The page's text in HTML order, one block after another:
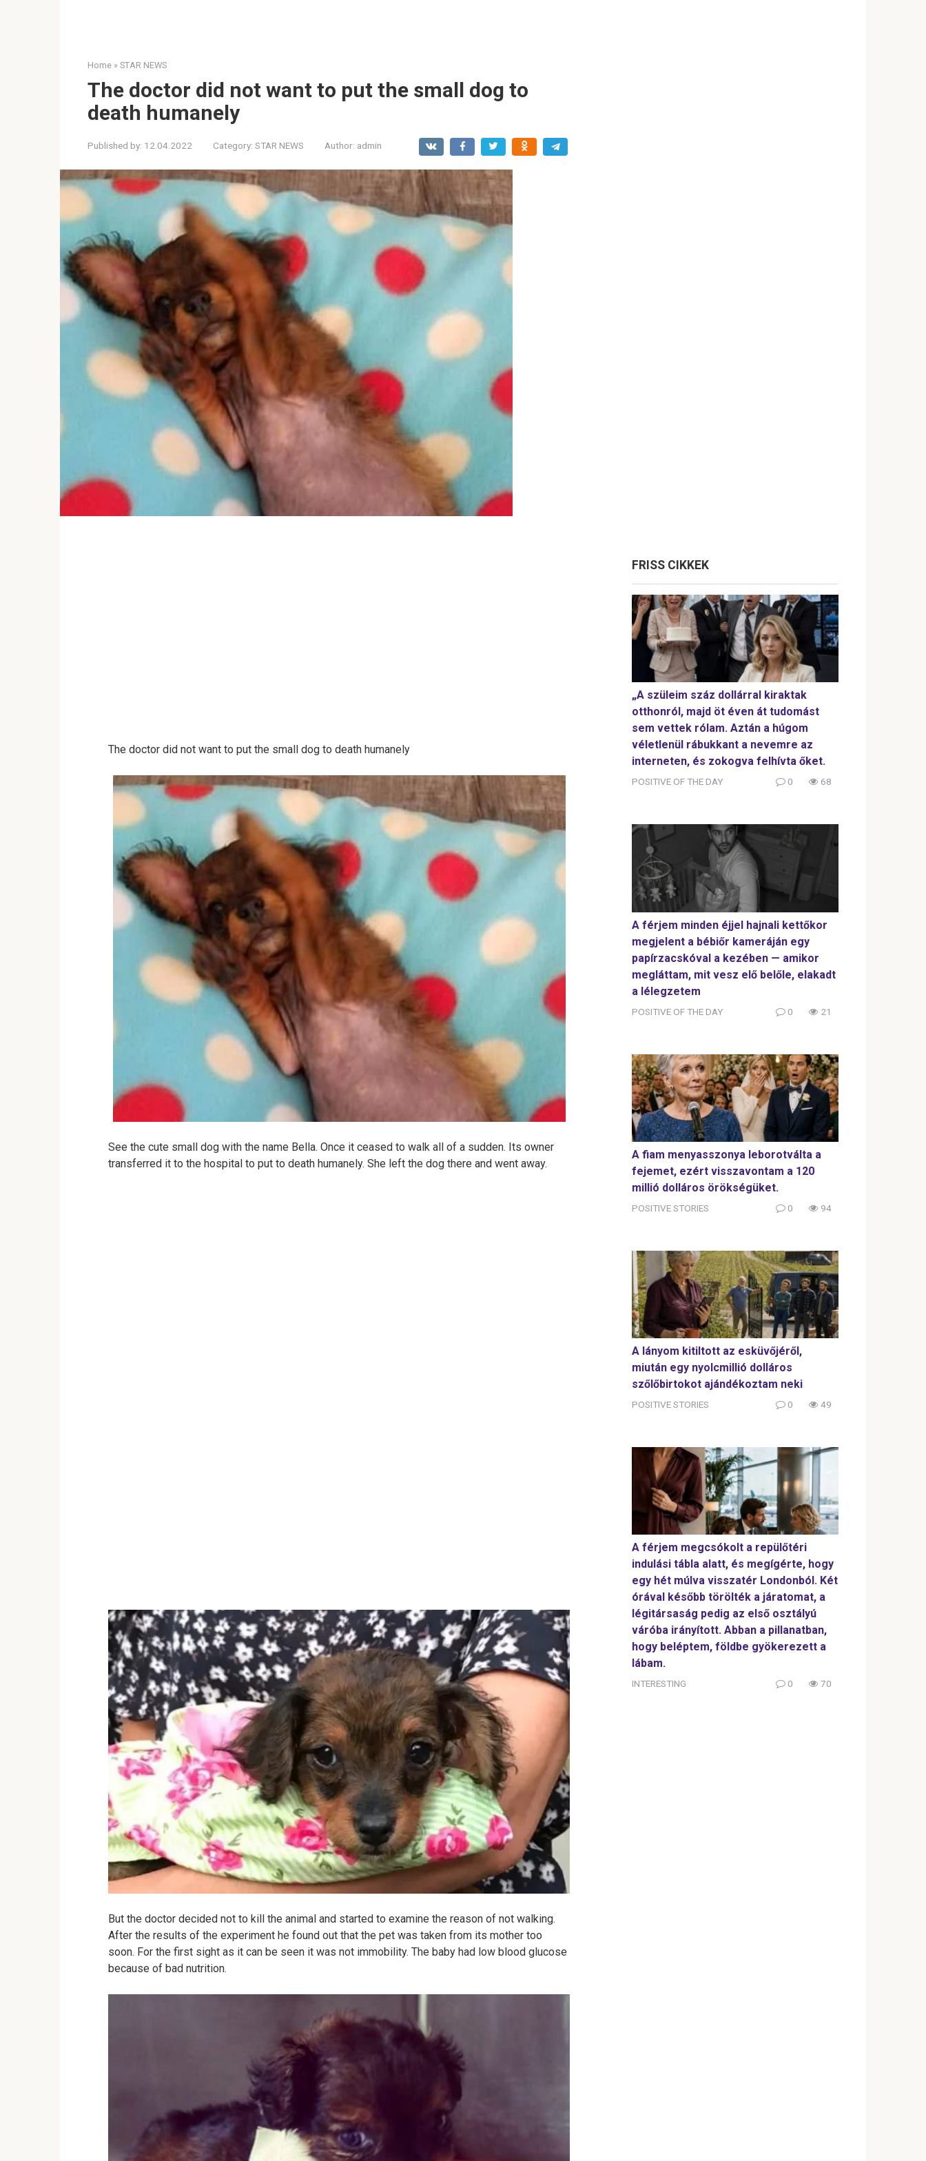
Home » STAR NEWS
The doctor did not want to put the small dog to
death humanely
Published by: 12.04.2022 Category: STAR NEWS Author: admin
The doctor did not want to put the small dog to death humanely
See the cute small dog with the name Bella. Once it ceased to walk all of a sudden. Its owner
transferred it to the hospital to put to death humanely. She left the dog there and went away.
But the doctor decided not to kill the animal and started to examine the reason of not walking.
After the results of the experiment he found out that the pet was taken from its mother too
soon. For the first sight as it can be seen it was not immobility. The baby had low blood glucose
because of bad nutrition.
FRISS CIKKEK
„A szüleim száz dollárral kiraktak
otthonról, majd öt éven át tudomást
sem vettek rólam. Aztán a húgom
véletlenül rábukkant a nevemre az
interneten, és zokogva felhívta őket.
POSITIVE OF THE DAY 0 68
A férjem minden éjjel hajnali kettőkor
megjelent a bébiőr kameráján egy
papírzacskóval a kezében — amikor
megláttam, mit vesz elő belőle, elakadt
a lélegzetem
POSITIVE OF THE DAY 0 21
A fiam menyasszonya leborotválta a
fejemet, ezért visszavontam a 120
millió dolláros örökségüket.
POSITIVE STORIES 0 94
A lányom kitiltott az esküvőjéről,
miután egy nyolcmillió dolláros
szőlőbirtokot ajándékoztam neki
POSITIVE STORIES 0 49
A férjem megcsókolt a repülőtéri
indulási tábla alatt, és megígérte, hogy
egy hét múlva visszatér Londonból. Két
órával később törölték a járatomat, a
légitársaság pedig az első osztályú
váróba irányított. Abban a pillanatban,
hogy beléptem, földbe gyökerezett a
lábam.
INTERESTING 0 70